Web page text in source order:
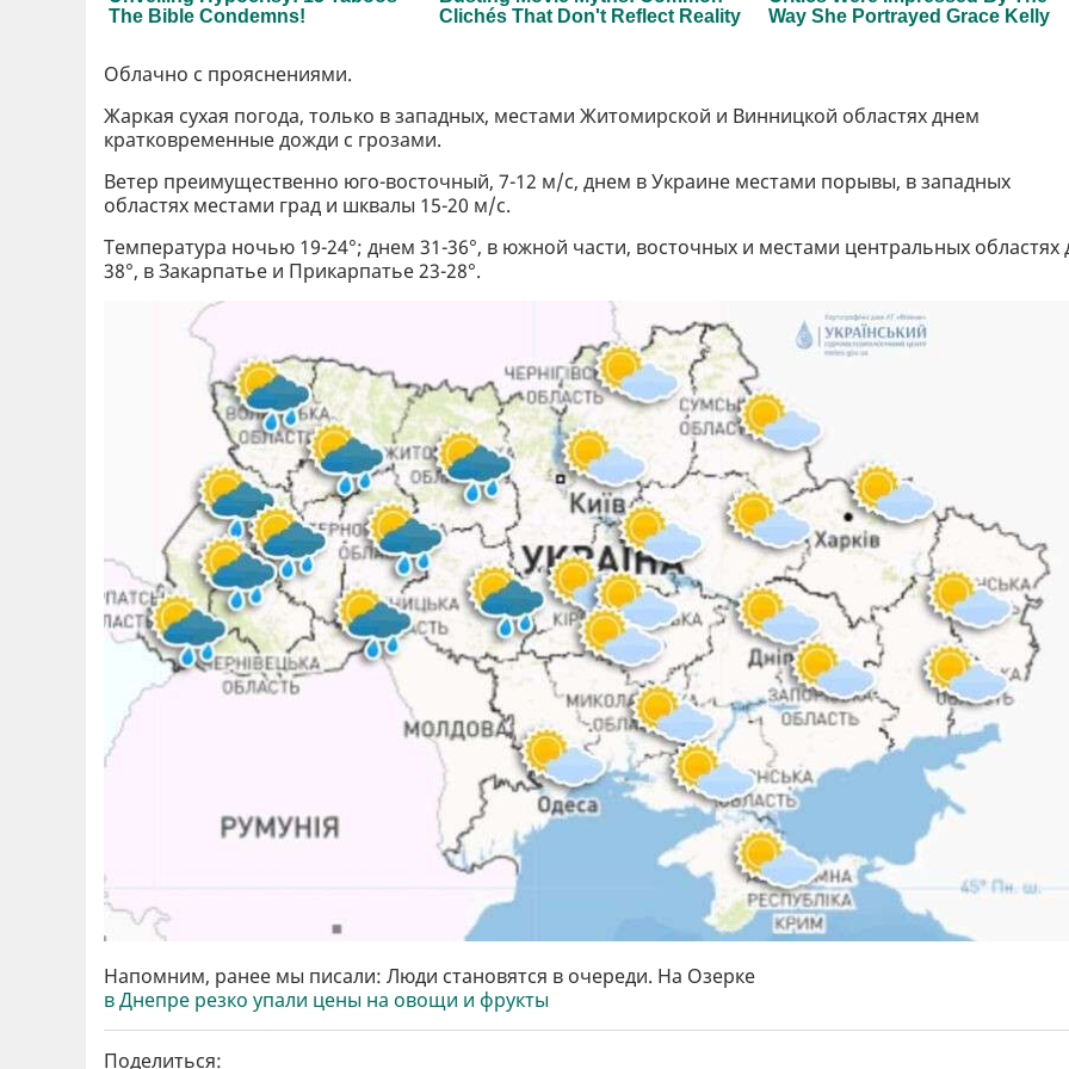
Облачно с прояснениями.
Жаркая сухая погода, только в западных, местами Житомирской и Винницкой областях днем
кратковременные дожди с грозами.
Ветер преимущественно юго-восточный, 7-12 м/с, днем в Украине местами порывы, в западных
областях местами град и шквалы 15-20 м/с.
Температура ночью 19-24°; днем 31-36°, в южной части, восточных и местами центральных областях
38°, в Закарпатье и Прикарпатье 23-28°.
Напомним, ранее мы писали: Люди становятся в очереди. На Озерке
в Днепре резко упали цены на овощи и фрукты
Поделиться: